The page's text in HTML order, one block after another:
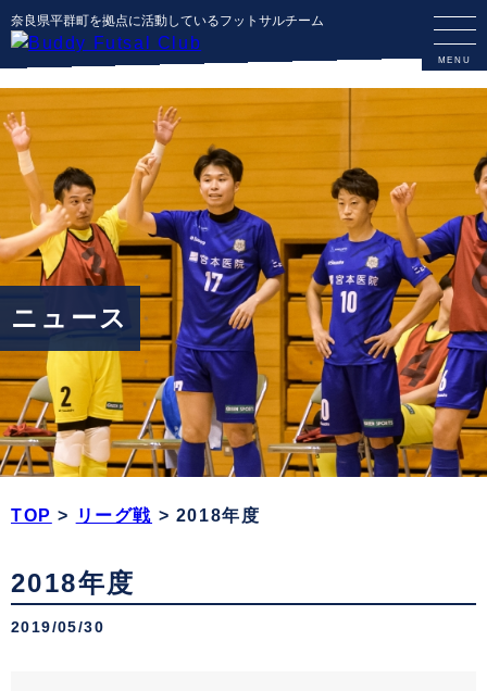
奈良県平群町を拠点に活動しているフットサルチーム
ニュース
TOP > リーグ戦 > 2018年度
2018年度
2019/05/30